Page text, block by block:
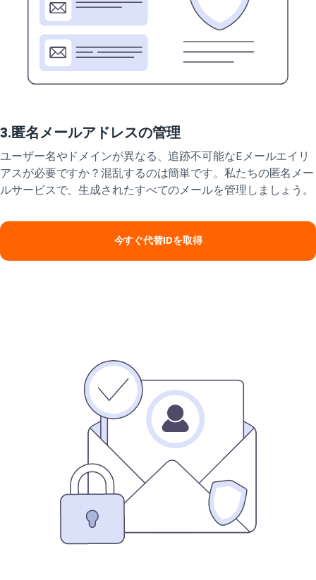
3.匿名メールアドレスの管理
ユーザー名やドメインが異なる、追跡不可能なEメールエイリ
アスが必要ですか？混乱するのは簡単です。私たちの匿名メー
ルサービスで、生成されたすべてのメールを管理しましょう。
今すぐ代替IDを取得